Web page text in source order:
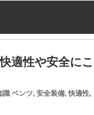
適性や安全にこ
識 ベンツ, 安全装備,快適性,